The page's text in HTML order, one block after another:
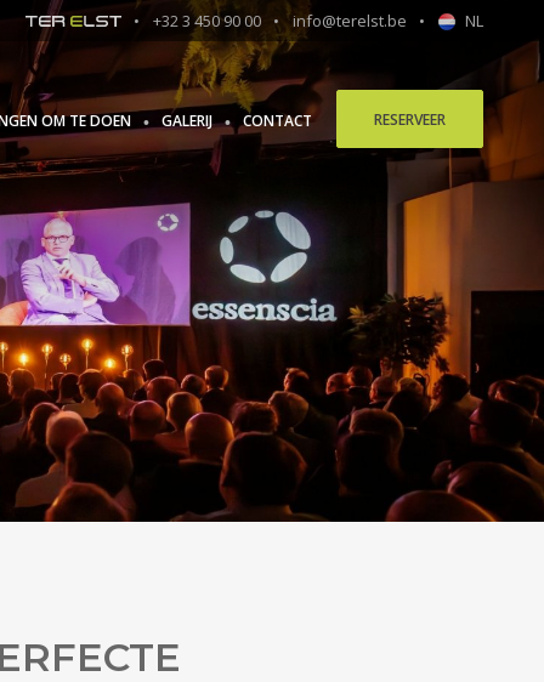
+32 3 450 90 00 info@terelst.be NL
OM TE DOEN GALERIJ CONTACT RESERVEER